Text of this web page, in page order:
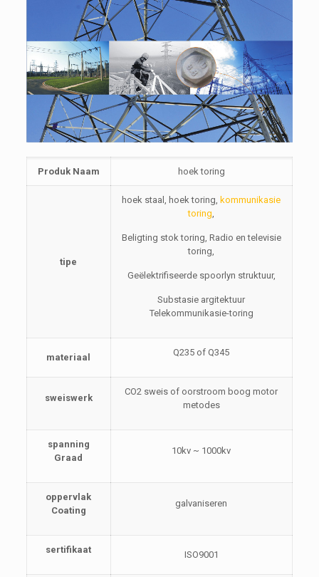
Produk Naam hoek toring
tipe
hoek staal, hoek toring,kommunikasie
toring
Beligting stok toring, Radio en televisie
toring,
Geëlektrifiseerde spoorlyn struktuur,
Substasie argitektuur
Telekommunikasie-toring
materiaal Q235 of Q345
sweiswerk
CO2 sweis of oorstroom boog motor
metodes
spanning
Graad
10kv ~ 1000kv
oppervlak
Coating
galvaniseren
sertifikaat ISO9001